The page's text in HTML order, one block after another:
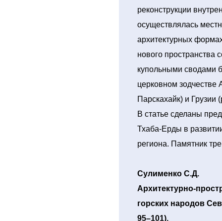
реконструкции
осуществлялась
архитектурных
нового пространства
купольными сводами
церковном зодчестве
Парскахайк) и Грузии
В статье сделаны
Тхаба-Ерды в
региона. Памятник
Сулименко С.Д.
Архитектурно-
горских народов
95–101).